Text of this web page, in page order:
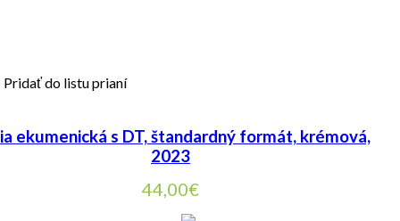
Pridať do listu prianí
ekumenická s DT, štandardný formát, krémová,
2023
44,00€